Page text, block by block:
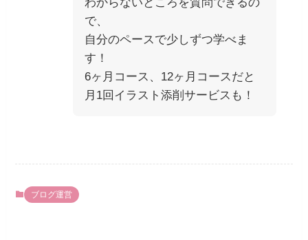
わからないところを質問できるの
で、
自分のペースで少しずつ学べま
す！
6ヶ月コース、12ヶ月コースだと
月1回イラスト添削サービスも！
ブログ運営